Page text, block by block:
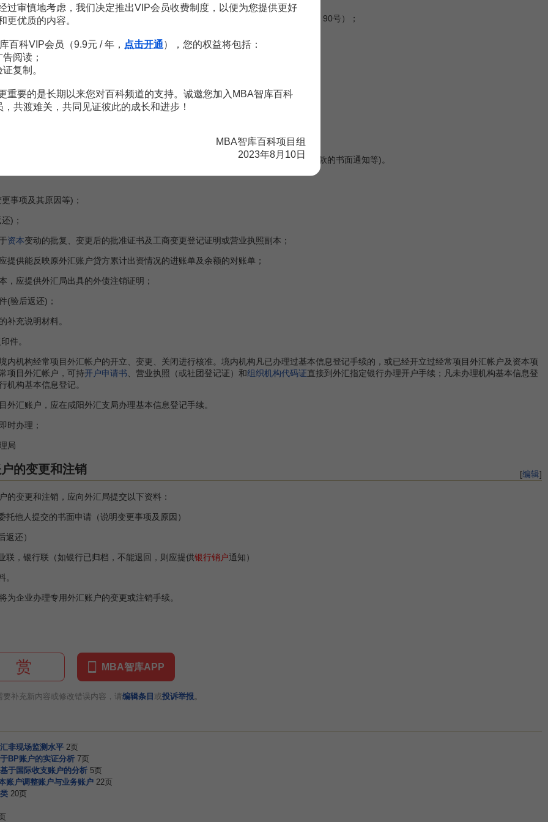
际承包工程等项下经常项目外汇账户管理政策有关问题的通知》（汇发【2003】90号）；
境外驻华商务机构外汇管理有关问题的批复》（汇复【2003】113号）；
整经常项目外汇管理政策的通知》（汇发【2006】19号）。
、章程中关于资金到位进度的条款、投资方关于缴付投资款的书面通知等)。
项及其原因等)；
)；
资本变动的批复、变更后的批准证书及工商变更登记证明或营业执照副本；
能反映原外汇账户贷方累计出资情况的进账单及余额的对账单；
应提供外汇局出具的外债注销证明；
验后返还)；
充说明材料。
件。
构经常项目外汇帐户的开立、变更、关闭进行核准。境内机构凡已办理过基本信息登记手续的，或已经开立过经常项目外汇帐户及资本项
项目外汇帐户，可持开户申请书 、营业执照（或社团登记证）和组织机构代码证直接到外汇指定银行办理开户手续；凡未办理机构基本信息登
机构基本信息登记。
账户，应在咸阳外汇支局办理基本信息登记手续。
办理；
局
[编辑]
的变更和注销
变更和注销，应向外汇局提交以下资料：
人提交的书面申请（说明变更事项及原因）
还）
银行联（如银行已归档，不能退回，则应提供银行销户通知）
业办理专用外汇账户的变更或注销手续。
赏 MBA智库APP
补充新内容或修改错误内容，请编辑条目 或投诉举报。
非现场监测水平 2页
BP账户的实证分析 7页
于国际收支账户的分析 5页
账户调整账户与业务账户 22页
20页
过审慎地考虑，我们决定推出VIP会员收费制度，以便为您提供更好
更优质的内容。
百科VIP会员（9.9元 / 年， 点击开通），您的权益将包括：
阅读；
复制。
重要的是长期以来您对百科频道的支持。诚邀您加入MBA智库百科
，共渡难关，共同见证彼此的成长和进步！
MBA智库百科项目组
2023年8月10日